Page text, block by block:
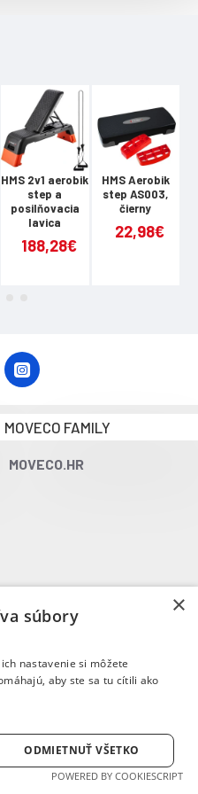
38 cm / výška 15 cm
kg
HMS 2v1 aerobik
step a
posilňovacia
lavica
188,28€
HMS Aerobik
step AS003,
čierny
22,98€
MOVECO FAMILY
MOVECO.HR
Všetky práva vyhradené
×
súbory
nastavenie si môžete
aby ste sa tu cítili ako
ODMIETNUŤ VŠETKO
POWERED BY COOKIESCRIPT